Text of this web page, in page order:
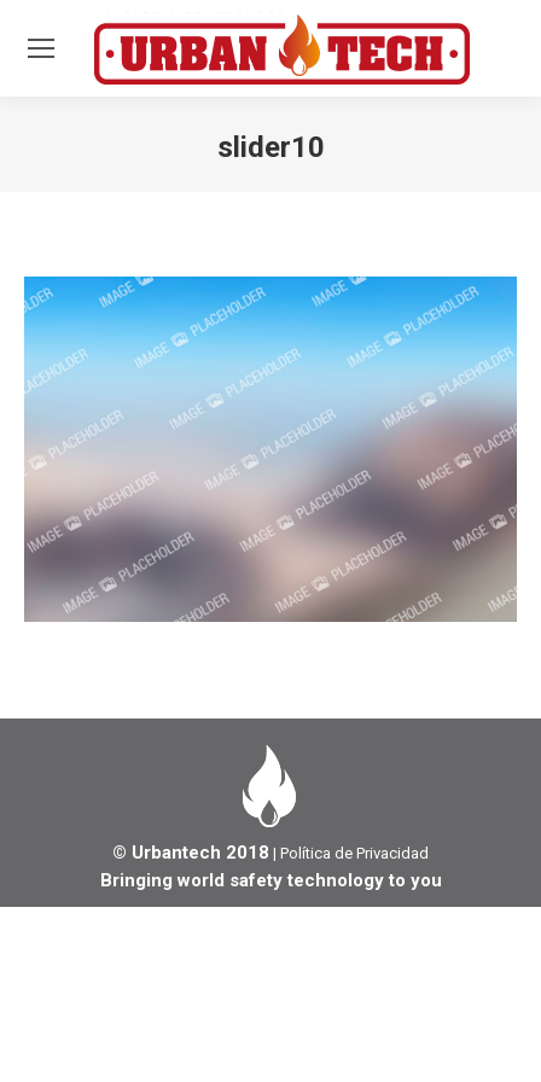
slider10
© Urbantech 2018 | Política de Privacidad
Bringing world safety technology to you